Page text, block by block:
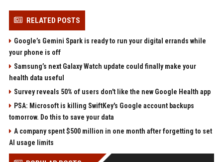
RELATED POSTS
Google’s Gemini Spark is ready to run your digital errands while
your phone is off
Samsung’s next Galaxy Watch update could finally make your
health data useful
Survey reveals 50% of users don't like the new Google Health app
PSA: Microsoft is killing SwiftKey's Google account backups
tomorrow. Do this to save your data
A company spent $500 million in one month after forgetting to set
AI usage limits